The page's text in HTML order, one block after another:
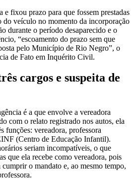
fixou prazo para que fossem prestadas
do veículo no momento da incorporação
durante o período desaparecido e o
“escoamento do prazo sem que
pelo Município de Rio Negro”, o
de Fato em Inquérito Civil.
cargos e suspeita de
é a que envolve a vereadora
com o relato registrado nos autos, ela
funções: vereadora, professora
(Centro de Educação Infantil).
seriam incompatíveis, o que
que ela recebe como vereadora, pois
o mandato e, ao mesmo tempo,